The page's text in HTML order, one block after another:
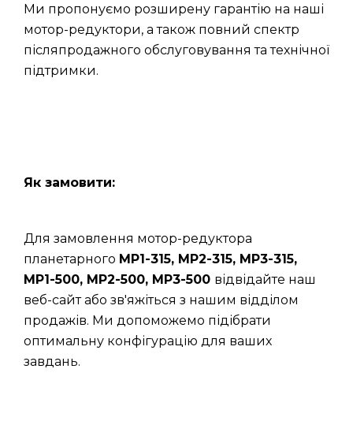
Ми пропонуємо розширену гарантію на наші
мотор-редуктори, а також повний спектр
післяпродажного обслуговування та технічної
підтримки.
Як замовити:
Для замовлення мотор-редуктора
планетарного МР1-315, МР2-315, МР3-315,
МР1-500, МР2-500, МР3-500 відвідайте наш
веб-сайт або зв'яжіться з нашим відділом
продажів. Ми допоможемо підібрати
оптимальну конфігурацію для ваших
завдань.